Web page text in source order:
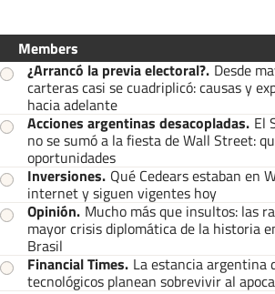
Members
¿Arrancó la previa electoral?. Desde
carteras casi se cuadriplicó: causas y
hacia adelante
Acciones argentinas desacopladas. El
no se sumó a la fiesta de Wall Street:
oportunidades
Inversiones. Qué Cedears estaban en
internet y siguen vigentes hoy
Opinión. Mucho más que insultos: las
mayor crisis diplomática de la historia
Brasil
Financial Times. La estancia argentina
tecnológicos planean sobrevivir al